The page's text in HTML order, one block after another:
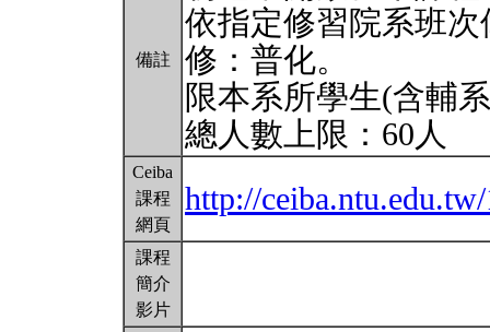
備註
依指定修習院系班
修：普化。
限本系所學生(含輔
總人數上限：60人
Ceiba
課程
網頁
http://
課程
簡介
影片